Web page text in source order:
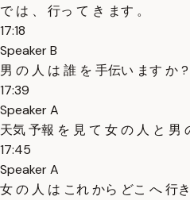
で は 、 行っ て き ます 。
17:18
Speaker B
男 の 人 は 誰 を 手伝い ます か ?
17:39
Speaker A
天気 予報 を 見 て 女 の 人 と 男
17:45
Speaker A
女 の 人 は これ から どこ へ 行